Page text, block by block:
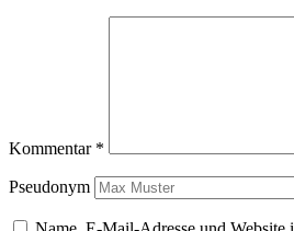
Kommentar *
Pseudonym